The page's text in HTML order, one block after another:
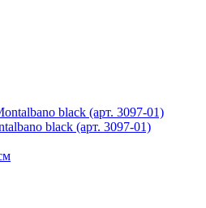
black (арт. 3097-01)